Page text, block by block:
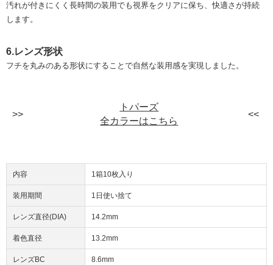
汚れが付きにくく長時間の装用でも視界をクリアに保ち、快適さが持続
します。
6.レンズ形状
フチを丸みのある形状にすることで自然な装用感を実現しました。
トパーズ
全カラーはこちら
内容 1箱10枚入り
装用期間 1日使い捨て
レンズ直径(DIA) 14.2mm
着色直径 13.2mm
レンズBC 8.6mm